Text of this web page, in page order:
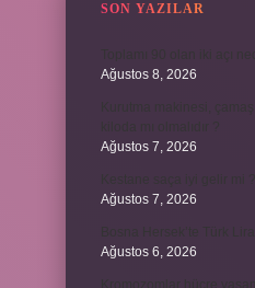
SON YAZILAR
Ağustos 8, 2026
Ağustos 7, 2026
Ağustos 7, 2026
Ağustos 6, 2026